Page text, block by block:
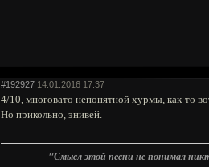
#192927 14.01.2016 17:37
4/10, многовато непонятной хурмы, как-то
Но прикольно, энивей.
"Смысл этой песни не понимал